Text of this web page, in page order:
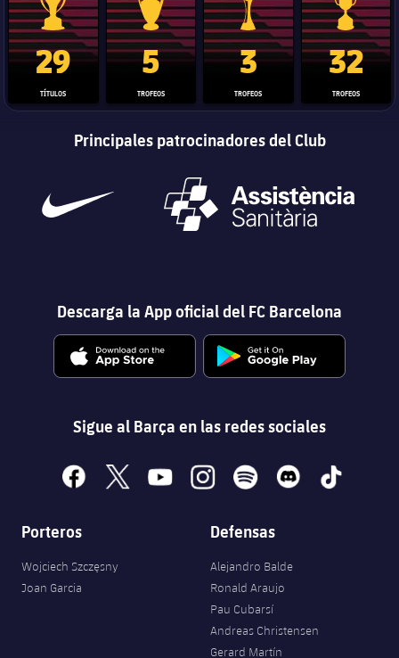
Trofeo de La Liga
29
TÍTULOS
Trofeo de la Liga de Campeones
5
TROFEOS
Trofeo del Mundial de
3
TROFEOS
Copa del
32
TROFEOS
Principales patrocinadores del Club
Descarga la App oficial del FC Barcelona
Sigue al Barça en las redes sociales
facebook
x youtubeinstagramspotify discord tiktok
Porteros
Wojciech Szczęsny
Joan Garcia
Defensas
Alejandro Balde
Ronald Araujo
Pau Cubarsí
Andreas Christensen
Gerard Martín